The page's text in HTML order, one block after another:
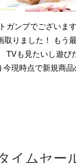
ガンプでございま
取りました！ もう
TVも見たいし遊び
今現時点で新規商
イムセー